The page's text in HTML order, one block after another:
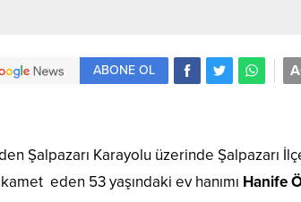
A
ABONE OL
Şalpazarı Karayolu üzerinde Şalpazarı
eden 53 yaşındaki ev hanımı Hanife